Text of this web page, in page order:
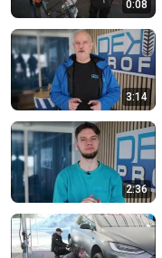
0:08
3:14
2:36